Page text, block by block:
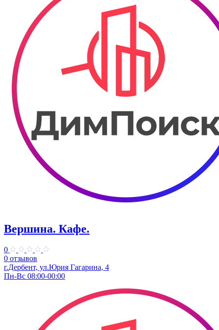
Вершина. Кафе.
0
0 отзывов
г.Дербент, ул.Юрия Гагарина, 4
Пн-Вс 08:00-00:00